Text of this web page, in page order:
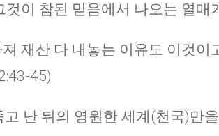
이 참된 믿음에서 나오는 열매
재산 다 내놓는 이유도 이것이
45)
고 난 뒤의 영원한 세계(천국)만